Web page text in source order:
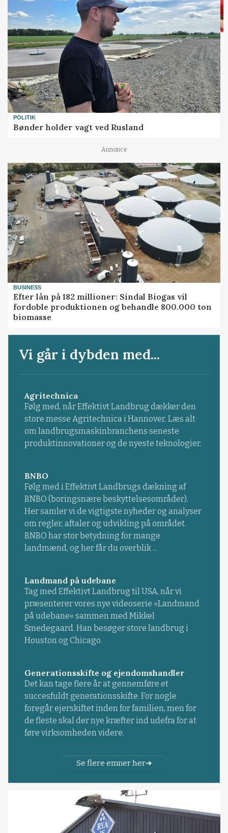
POLITIK
Bønder holder vagt ved Rusland
Annonce
BUSINESS
Efter lån på 182 millioner: Sindal Biogas vil
fordoble produktionen og behandle 800.000 ton
biomasse
Vi går i dybden med...
Agritechnica
Følg med, når Effektivt Landbrug dækker den
store messe Agritechnica i Hannover. Læs alt
om landbrugsmaskinbranchens seneste
produktinnovationer og de nyeste teknologier.
BNBO
Følg med i Effektivt Landbrugs dækning af
BNBO (boringsnære beskyttelsesområder).
Her samler vi de vigtigste nyheder og analyser
om regler, aftaler og udvikling på området.
BNBO har stor betydning for mange
landmænd, og her får du overblik ...
Landmand på udebane
Tag med Effektivt Landbrug til USA, når vi
præsenterer vores nye videoserie »Landmand
på udebane« sammen med Mikkel
Smedegaard. Han besøger store landbrug i
Houston og Chicago.
Generationsskifte og ejendomshandler
Det kan tage flere år at gennemføre et
succesfuldt generationsskifte. For nogle
foregår ejerskiftet inden for familien, men for
de fleste skal der nye kræfter ind udefra for at
føre virksomheden videre.
Se flere emner her